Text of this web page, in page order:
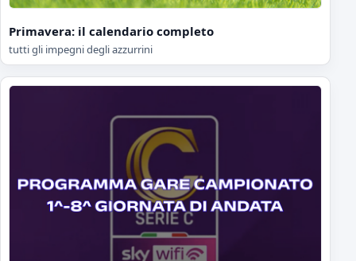
Primavera: il calendario completo
tutti gli impegni degli azzurrini